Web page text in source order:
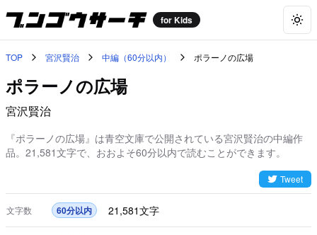
for Kids
TOP 宮沢賢治 中編（60分以内） ポラーノの広場
ポラーノの広場
宮沢賢治
『ポラーノの広場』は青空文庫で公開されている宮沢賢治の中編作
品。21,581文字で、おおよそ60分以内で読むことができます。
Tweet
文字数 60分以内 21,581文字